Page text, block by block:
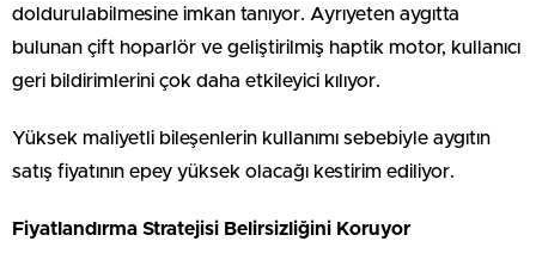
doldurulabilmesine imkan tanıyor. Ayrıyeten aygıtta
bulunan çift hoparlör ve geliştirilmiş haptik motor, kullanıcı
geri bildirimlerini çok daha etkileyici kılıyor.
Yüksek maliyetli bileşenlerin kullanımı sebebiyle aygıtın
satış fiyatının epey yüksek olacağı kestirim ediliyor.
Fiyatlandırma Stratejisi Belirsizliğini Koruyor